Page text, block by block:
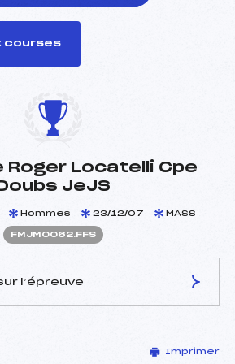
courses
Roger Locatelli Cpe
Doubs JeJS
Hommes 23/12/07 MASS
FMJM0062.FFS
l’épreuve
SALVI PIERRE (MJ)
Imprimer